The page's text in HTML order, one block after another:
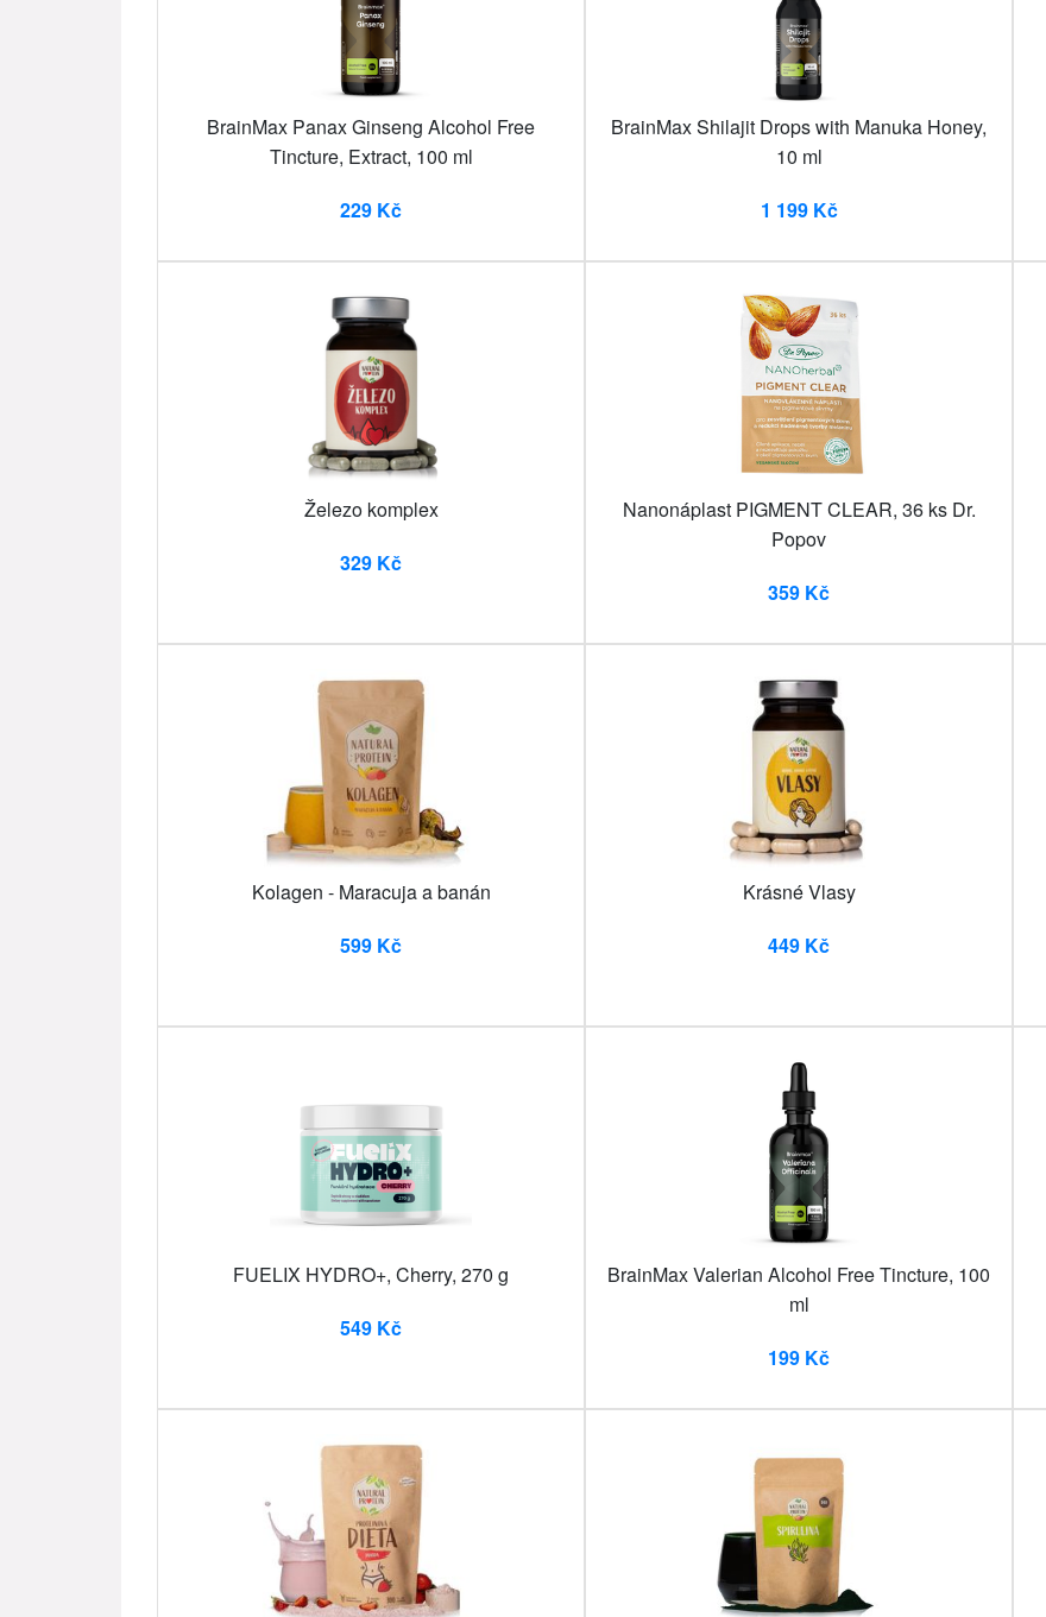
BrainMax Panax Ginseng Alcohol Free
Tincture, Extract, 100 ml
229 Kč
BrainMax Shilajit Drops with Manuka Honey,
10 ml
1 199 Kč
Železo komplex
329 Kč
Nanonáplast PIGMENT CLEAR, 36 ks Dr.
Popov
359 Kč
Kolagen - Maracuja a banán
599 Kč
Krásné Vlasy
449 Kč
FUELIX HYDRO+, Cherry, 270 g
549 Kč
BrainMax Valerian Alcohol Free Tincture, 100
ml
199 Kč